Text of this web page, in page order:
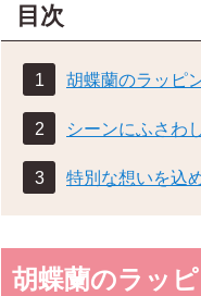
目次
胡蝶蘭のラッピ
シーンにふさわ
特別な想いを込
胡蝶蘭のラッ
内閣総理大臣夫人 安倍昭恵